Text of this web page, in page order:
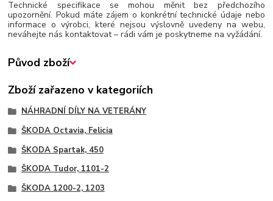
Technické specifikace se mohou měnit bez předchozího
upozornění. Pokud máte zájem o konkrétní technické údaje nebo
informace o výrobci, které nejsou výslovně uvedeny na webu,
neváhejte nás kontaktovat – rádi vám je poskytneme na vyžádání.
Původ zboží
Zboží zařazeno v kategoriích
NÁHRADNÍ DÍLY NA VETERÁNY
ŠKODA Octavia, Felicia
ŠKODA Spartak, 450
ŠKODA Tudor, 1101-2
ŠKODA 1200-2, 1203